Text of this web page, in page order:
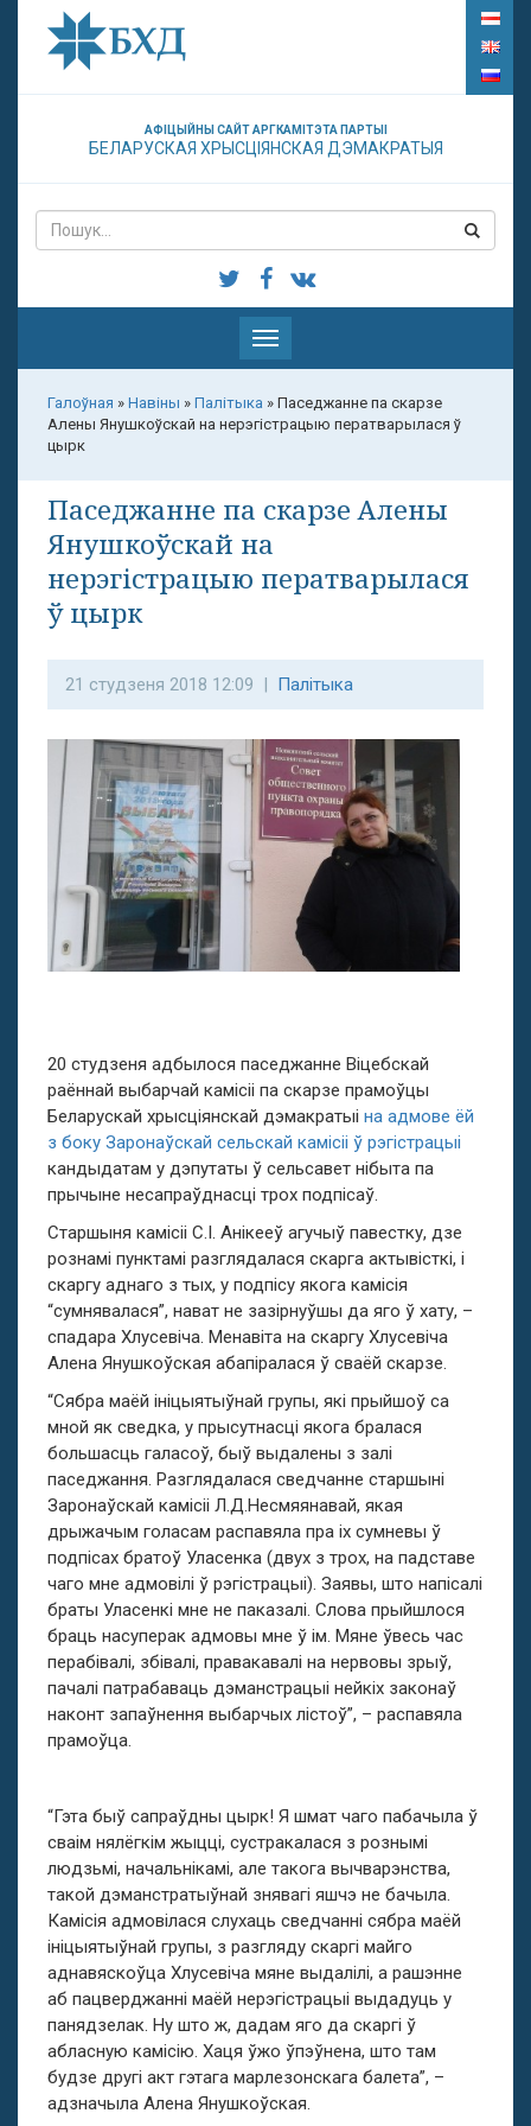
АФІЦЫЙНЫ САЙТ АРГКАМІТЭТА ПАРТЫІ
БЕЛАРУСКАЯ ХРЫСЦІЯНСКАЯ ДЭМАКРАТЫЯ
Паказаць
меню
Галоўная » Навіны » Палітыка » Паседжанне па скарзе
Алены Янушкоўскай на нерэгістрацыю ператварылася ў
цырк
Паседжанне па скарзе Алены
Янушкоўскай на
нерэгістрацыю ператварылася
ў цырк
21 студзеня 2018 12:09 | Палітыка
20 студзеня адбылося паседжанне Віцебскай
раённай выбарчай камісіі па скарзе прамоўцы
Беларускай хрысціянскай дэмакратыі на адмове ёй
з боку Заронаўскай сельскай камісіі ў рэгістрацыі
кандыдатам у дэпутаты ў сельсавет нібыта па
прычыне несапраўднасці трох подпісаў.
Старшыня камісіі С.І. Анікееў агучыў павестку, дзе
рознамі пунктамі разглядалася скарга актывісткі, і
скаргу аднаго з тых, у подпісу якога камісія
“сумнявалася”, нават не зазірнуўшы да яго ў хату, –
спадара Хлусевіча. Менавіта на скаргу Хлусевіча
Алена Янушкоўская абапіралася ў сваёй скарзе.
“Сябра маёй ініцыятыўнай групы, які прыйшоў са
мной як сведка, у прысутнасці якога бралася
большасць галасоў, быў выдалены з залі
паседжання. Разглядалася сведчанне старшыні
Заронаўскай камісіі Л.Д.Несмяянавай, якая
дрыжачым голасам распавяла пра іх сумневы ў
подпісах братоў Уласенка (двух з трох, на падставе
чаго мне адмовілі ў рэгістрацыі). Заявы, што напісалі
браты Уласенкі мне не паказалі. Слова прыйшлося
браць насуперак адмовы мне ў ім. Мяне ўвесь час
перабівалі, збівалі, правакавалі на нервовы зрыў,
пачалі патрабаваць дэманстрацыі нейкіх законаў
наконт запаўнення выбарчых лістоў”, – распавяла
прамоўца.
“Гэта быў сапраўдны цырк! Я шмат чаго пабачыла ў
сваім нялёгкім жыцці, сустракалася з рознымі
людзьмі, начальнікамі, але такога вычварэнства,
такой дэманстратыўнай знявагі яшчэ не бачыла.
Камісія адмовілася слухаць сведчанні сябра маёй
ініцыятыўнай групы, з разгляду скаргі майго
аднавяскоўца Хлусевіча мяне выдалілі, а рашэнне
аб пацверджанні маёй нерэгістрацыі выдадуць у
панядзелак. Ну што ж, дадам яго да скаргі ў
абласную камісію. Хаця ўжо ўпэўнена, што там
будзе другі акт гэтага марлезонскага балета”, –
адзначыла Алена Янушкоўская.